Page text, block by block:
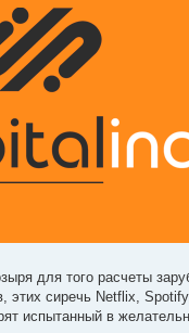
для того расчеты
сиречь Netflix,
испытанный в